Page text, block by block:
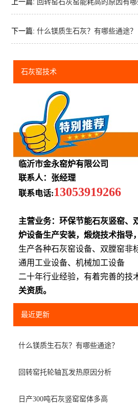
上一篇: 回转窑石灰窑能耗高的原因有
下一篇: 什么镁质生石灰？有哪些通途？
石灰窑技术
临沂市金永窑炉有限公司
联系人：张经理
联系电话:13053919266
主营业务：环保节能石灰竖窑、
炉设备生产安装，煅烧技术指导
生产各种石灰窑设备、双膛窑非
通用工业设备、机械加工设备
二十年行业经验，有着完善的技
关资质。
最近更新
什么镁质生石灰？有哪些通途？
回转窑托轮轴瓦发热原因分析
日产300吨石灰竖窑窑体多高